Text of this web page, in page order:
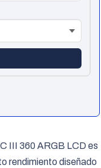
III 360 ARGB LCD es
rendimiento diseñado